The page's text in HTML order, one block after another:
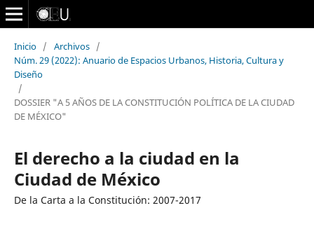
Inicio / Archivos /
Núm. 29 (2022): Anuario de Espacios Urbanos, Historia, Cultura y
Diseño
/
DOSSIER "A 5 AÑOS DE LA CONSTITUCIÓN POLÍTICA DE LA CIUDAD
DE MÉXICO"
El derecho a la ciudad en la
Ciudad de México
De la Carta a la Constitución: 2007-2017